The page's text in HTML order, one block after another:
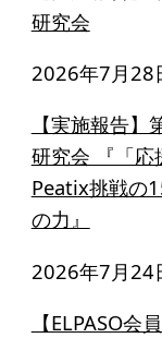
寄付のお願い
お手続き
ニュース・
ニュース
コラム
研究会
2026年7月28
【実施報告
研究会 『「応
Peatix挑戦の
の力』
2026年7月24
【ELPASO